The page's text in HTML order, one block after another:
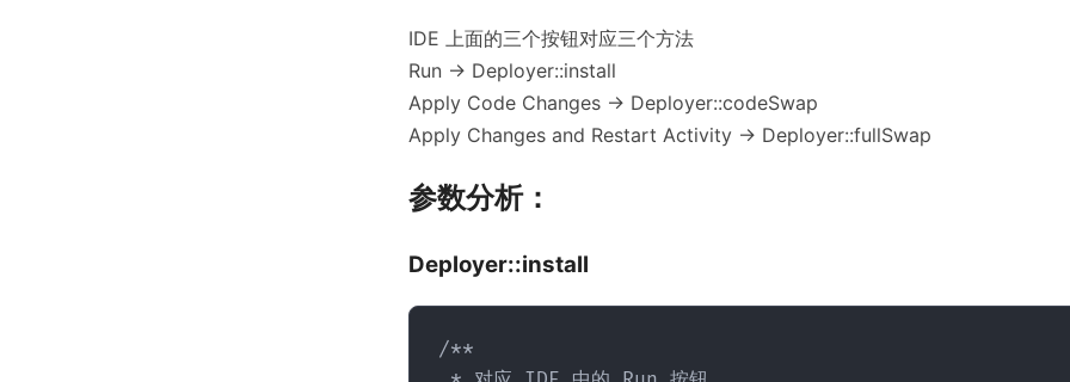
IDE 上面的三个按钮对应三个方法
Run -> Deployer::install
Apply Code Changes -> Deployer::codeSwap
Apply Changes and Restart Activity -> Deployer::fullSwap
参数分析：
Deployer::install
/**